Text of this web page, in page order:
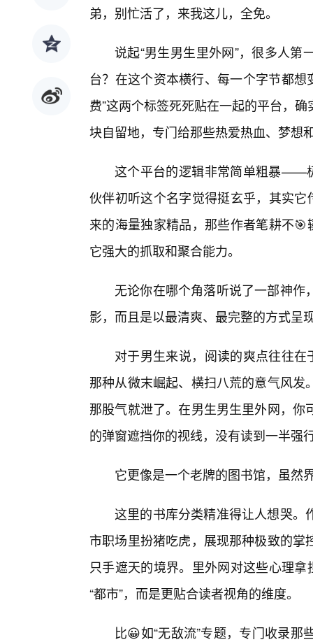
弟，别忙活了，来我这儿，全免。
说起“男生男生里外网”，很多人
台？在这个资本横行、每一个字节都想
费”这两个标签死死贴在一起的平台，
块自留地，专门给那些热爱热血、梦想
这个平台的逻辑非常简单粗暴——
伙伴初听这个名字觉得挺玄乎，其实
来的海量独家精品，那些作者笔耕不
它强大的抓取和聚合能力。
无论你在哪个角落听说了一部神
影，而且是以最清爽、最完整的方式呈
对于男生来说，阅读的爽点往往在
那种从微末崛起、横扫八荒的意气风
那股气就泄了。在男生男生里外网，
的弹窗遮挡你的视线，没有读到一半强
它更像是一个老牌的图书馆，虽然
这里的书库分类精准得让人想哭。
市职场里扮猪吃虎，展现那种极致的
只手遮天的境界。里外网对这些心理
“都市”，而是更贴合读者视角的维度。
比😀如“无敌流”专题，专门收录